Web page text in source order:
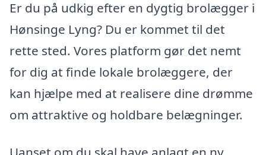
Er du på udkig efter en dygtig brolægger i
Hønsinge Lyng? Du er kommet til det
rette sted. Vores platform gør det nemt
for dig at finde lokale brolæggere, der
kan hjælpe med at realisere dine drømme
om attraktive og holdbare belægninger.